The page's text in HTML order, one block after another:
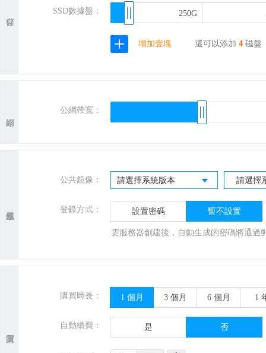
SSD數據盤： 250G
250G
增加壹塊 還可以添加 4 磁盤
公網帶寬：
公共鏡像： 請選擇系統版本 請選擇
登錄方式： 設置密碼 暫不設置
雲服務器創建後，自動生成的密碼將通過
購買時長： 1 個月 3個月 6個月 1
自動續費： 是 否